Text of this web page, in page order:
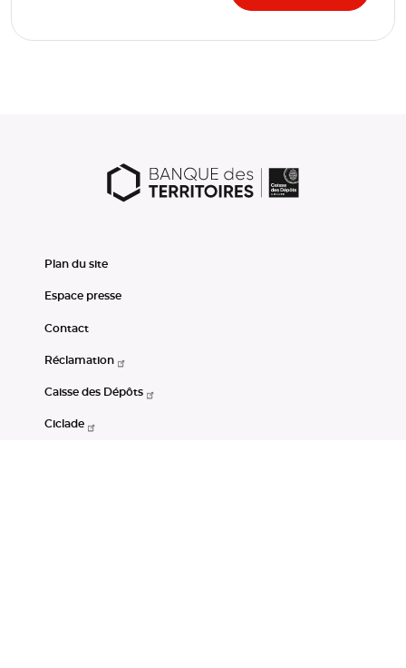
Plan du site
Espace presse
Contact
Réclamation
Caisse des Dépôts
Ciclade